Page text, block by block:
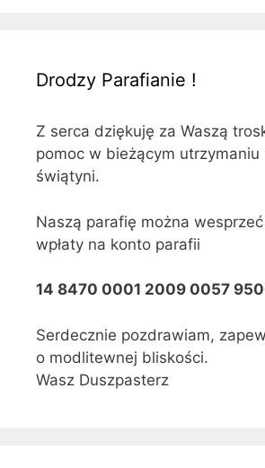
Drodzy Parafianie !
Z serca dziękuję za Waszą
pomoc w bieżącym utrzymaniu
świątyni.
Naszą parafię można
wpłaty na konto parafii
14 8470 0001 2009 0057
Serdecznie pozdrawiam,
o modlitewnej bliskości.
Wasz Duszpasterz